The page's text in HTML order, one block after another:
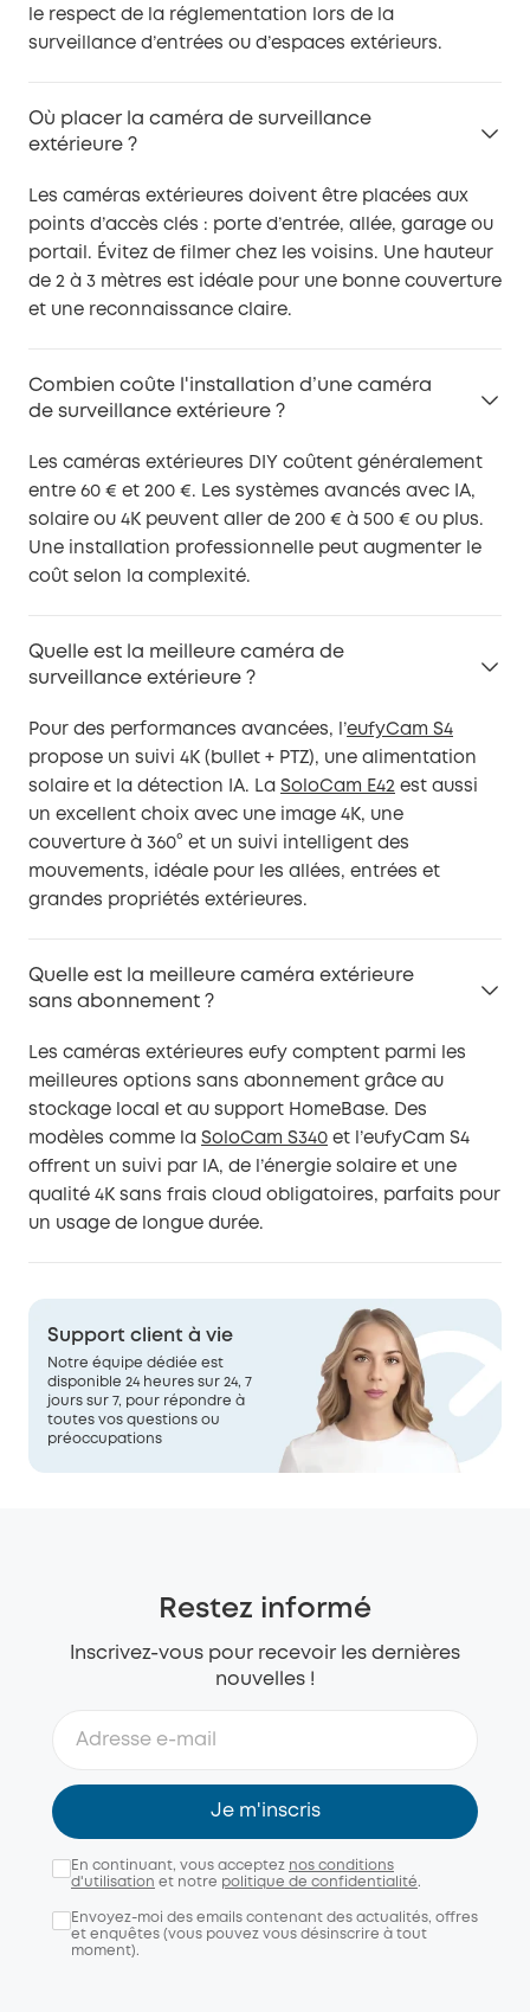
le respect de la réglementation lors de la
surveillance d’entrées ou d’espaces extérieurs.
Où placer la caméra de surveillance
extérieure ?
Les caméras extérieures doivent être placées aux
points d’accès clés : porte d’entrée, allée, garage ou
portail. Évitez de filmer chez les voisins. Une hauteur
de 2 à 3 mètres est idéale pour une bonne couverture
et une reconnaissance claire.
Combien coûte l'installation d’une caméra
de surveillance extérieure ?
Les caméras extérieures DIY coûtent généralement
entre 60 € et 200 €. Les systèmes avancés avec IA,
solaire ou 4K peuvent aller de 200 € à 500 € ou plus.
Une installation professionnelle peut augmenter le
coût selon la complexité.
Quelle est la meilleure caméra de
surveillance extérieure ?
Pour des performances avancées, l’eufyCam S4
propose un suivi 4K (bullet + PTZ), une alimentation
solaire et la détection IA. La SoloCam E42 est aussi
un excellent choix avec une image 4K, une
couverture à 360° et un suivi intelligent des
mouvements, idéale pour les allées, entrées et
grandes propriétés extérieures.
Quelle est la meilleure caméra extérieure
sans abonnement ?
Les caméras extérieures eufy comptent parmi les
meilleures options sans abonnement grâce au
stockage local et au support HomeBase. Des
modèles comme la SoloCam S340 et l’eufyCam S4
offrent un suivi par IA, de l’énergie solaire et une
qualité 4K sans frais cloud obligatoires, parfaits pour
un usage de longue durée.
Support client à vie
Notre équipe dédiée est
disponible 24 heures sur 24, 7
jours sur 7, pour répondre à
toutes vos questions ou
préoccupations
Restez informé
Inscrivez-vous pour recevoir les dernières
nouvelles !
Je m'inscris
En continuant, vous acceptez nos conditions
d'utilisation et notre politique de confidentialité.
Envoyez-moi des emails contenant des actualités, offres
et enquêtes (vous pouvez vous désinscrire à tout
moment).